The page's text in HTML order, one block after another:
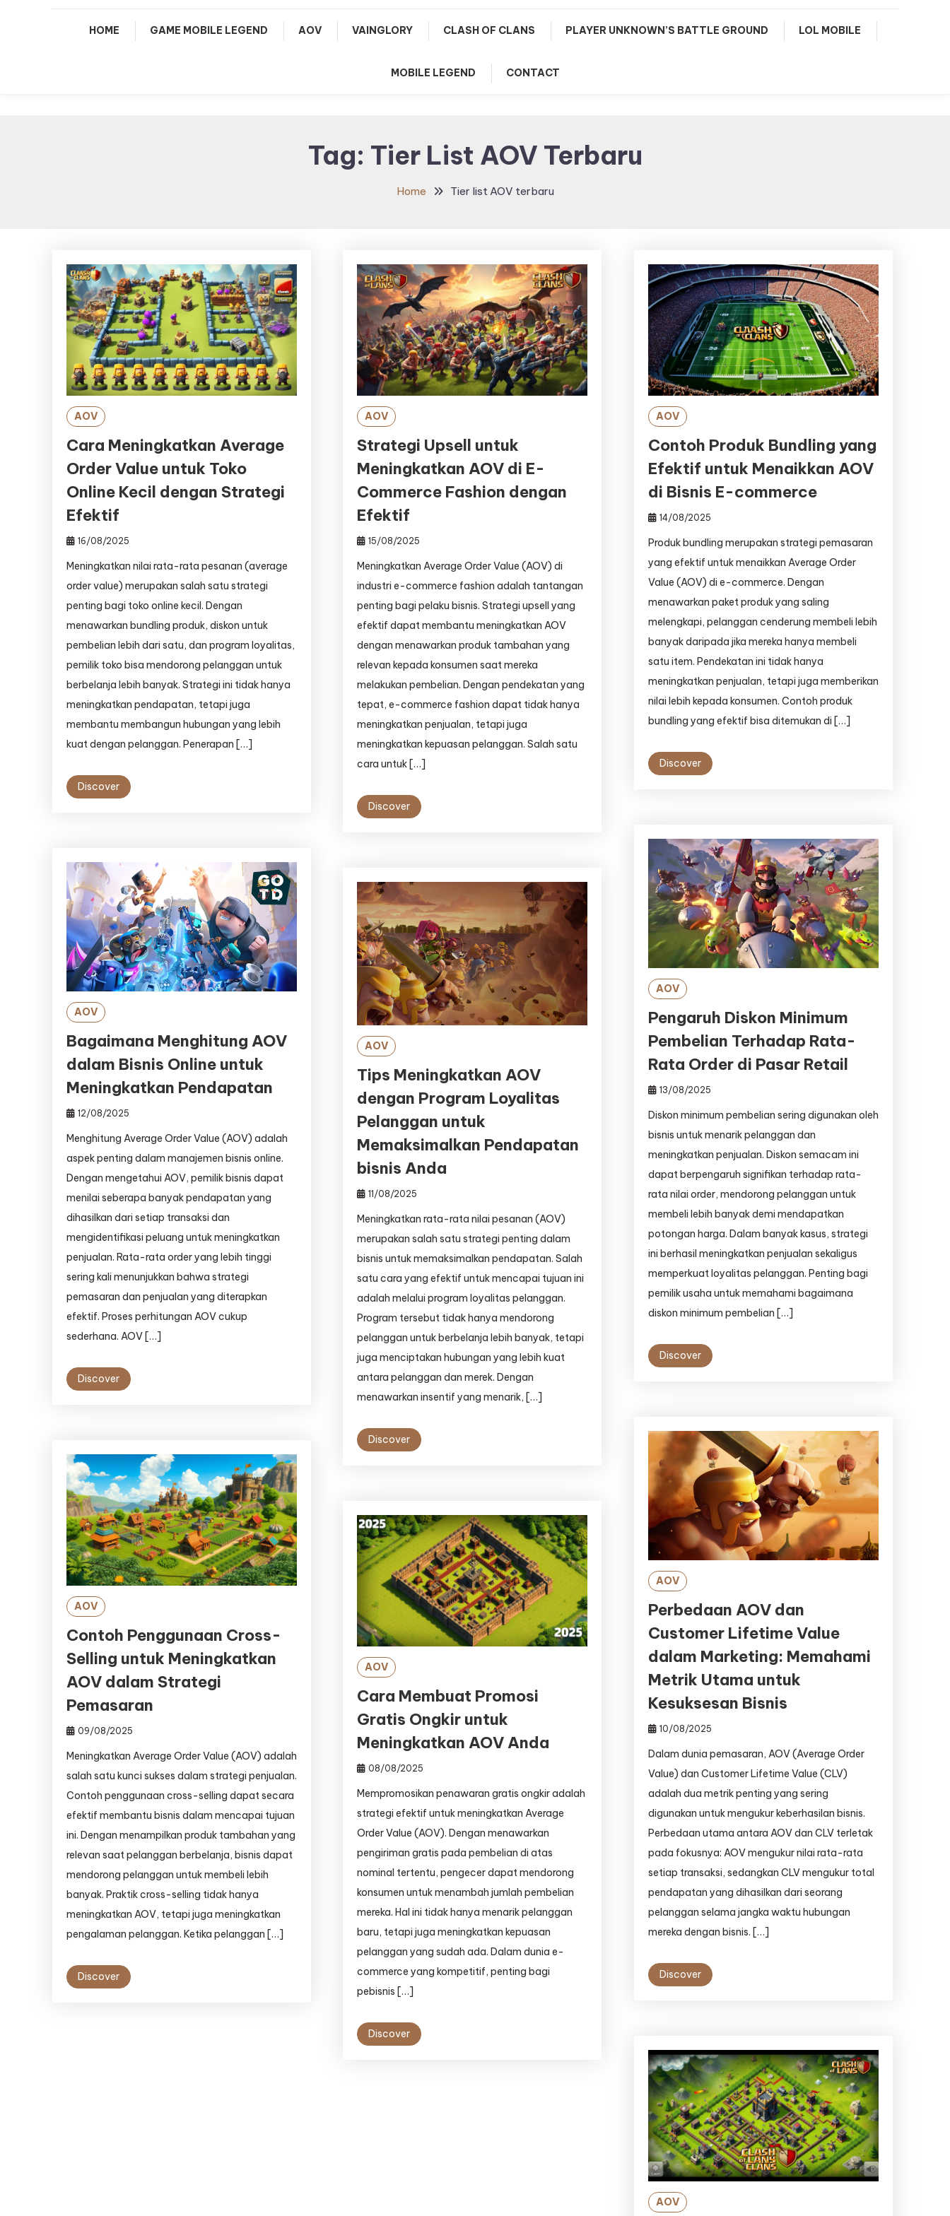
HOME GAME MOBILE LEGEND AOV VAINGLORY CLASH OF CLANS PLAYER UNKNOWN’S BATTLE GROUND LOL MOBILE
MOBILE LEGEND CONTACT
Tag: Tier List AOV Terbaru
Home Tier list AOV terbaru
AOV
Cara Meningkatkan Average
Order Value untuk Toko
Online Kecil dengan Strategi
Efektif
16/08/2025
Meningkatkan nilai rata-rata pesanan (average
order value) merupakan salah satu strategi
penting bagi toko online kecil. Dengan
menawarkan bundling produk, diskon untuk
pembelian lebih dari satu, dan program loyalitas,
pemilik toko bisa mendorong pelanggan untuk
berbelanja lebih banyak. Strategi ini tidak hanya
meningkatkan pendapatan, tetapi juga
membantu membangun hubungan yang lebih
kuat dengan pelanggan. Penerapan […]
Discover
AOV
Strategi Upsell untuk
Meningkatkan AOV di E-
Commerce Fashion dengan
Efektif
15/08/2025
Meningkatkan Average Order Value (AOV) di
industri e-commerce fashion adalah tantangan
penting bagi pelaku bisnis. Strategi upsell yang
efektif dapat membantu meningkatkan AOV
dengan menawarkan produk tambahan yang
relevan kepada konsumen saat mereka
melakukan pembelian. Dengan pendekatan yang
tepat, e-commerce fashion dapat tidak hanya
meningkatkan penjualan, tetapi juga
meningkatkan kepuasan pelanggan. Salah satu
cara untuk […]
Discover
AOV
Contoh Produk Bundling yang
Efektif untuk Menaikkan AOV
di Bisnis E-commerce
14/08/2025
Produk bundling merupakan strategi pemasaran
yang efektif untuk menaikkan Average Order
Value (AOV) di e-commerce. Dengan
menawarkan paket produk yang saling
melengkapi, pelanggan cenderung membeli lebih
banyak daripada jika mereka hanya membeli
satu item. Pendekatan ini tidak hanya
meningkatkan penjualan, tetapi juga memberikan
nilai lebih kepada konsumen. Contoh produk
bundling yang efektif bisa ditemukan di […]
Discover
AOV
Pengaruh Diskon Minimum
Pembelian Terhadap Rata-
Rata Order di Pasar Retail
13/08/2025
Diskon minimum pembelian sering digunakan oleh
bisnis untuk menarik pelanggan dan
meningkatkan penjualan. Diskon semacam ini
dapat berpengaruh signifikan terhadap rata-
rata nilai order, mendorong pelanggan untuk
membeli lebih banyak demi mendapatkan
potongan harga. Dalam banyak kasus, strategi
ini berhasil meningkatkan penjualan sekaligus
memperkuat loyalitas pelanggan. Penting bagi
pemilik usaha untuk memahami bagaimana
diskon minimum pembelian […]
Discover
AOV
Bagaimana Menghitung AOV
dalam Bisnis Online untuk
Meningkatkan Pendapatan
12/08/2025
Menghitung Average Order Value (AOV) adalah
aspek penting dalam manajemen bisnis online.
Dengan mengetahui AOV, pemilik bisnis dapat
menilai seberapa banyak pendapatan yang
dihasilkan dari setiap transaksi dan
mengidentifikasi peluang untuk meningkatkan
penjualan. Rata-rata order yang lebih tinggi
sering kali menunjukkan bahwa strategi
pemasaran dan penjualan yang diterapkan
efektif. Proses perhitungan AOV cukup
sederhana. AOV […]
Discover
AOV
Tips Meningkatkan AOV
dengan Program Loyalitas
Pelanggan untuk
Memaksimalkan Pendapatan
bisnis Anda
11/08/2025
Meningkatkan rata-rata nilai pesanan (AOV)
merupakan salah satu strategi penting dalam
bisnis untuk memaksimalkan pendapatan. Salah
satu cara yang efektif untuk mencapai tujuan ini
adalah melalui program loyalitas pelanggan.
Program tersebut tidak hanya mendorong
pelanggan untuk berbelanja lebih banyak, tetapi
juga menciptakan hubungan yang lebih kuat
antara pelanggan dan merek. Dengan
menawarkan insentif yang menarik, […]
Discover
AOV
Perbedaan AOV dan
Customer Lifetime Value
dalam Marketing: Memahami
Metrik Utama untuk
Kesuksesan Bisnis
10/08/2025
Dalam dunia pemasaran, AOV (Average Order
Value) dan Customer Lifetime Value (CLV)
adalah dua metrik penting yang sering
digunakan untuk mengukur keberhasilan bisnis.
Perbedaan utama antara AOV dan CLV terletak
pada fokusnya: AOV mengukur nilai rata-rata
setiap transaksi, sedangkan CLV mengukur total
pendapatan yang dihasilkan dari seorang
pelanggan selama jangka waktu hubungan
mereka dengan bisnis. […]
Discover
AOV
Contoh Penggunaan Cross-
Selling untuk Meningkatkan
AOV dalam Strategi
Pemasaran
09/08/2025
Meningkatkan Average Order Value (AOV) adalah
salah satu kunci sukses dalam strategi penjualan.
Contoh penggunaan cross-selling dapat secara
efektif membantu bisnis dalam mencapai tujuan
ini. Dengan menampilkan produk tambahan yang
relevan saat pelanggan berbelanja, bisnis dapat
mendorong pelanggan untuk membeli lebih
banyak. Praktik cross-selling tidak hanya
meningkatkan AOV, tetapi juga meningkatkan
pengalaman pelanggan. Ketika pelanggan […]
Discover
AOV
Cara Membuat Promosi
Gratis Ongkir untuk
Meningkatkan AOV Anda
08/08/2025
Mempromosikan penawaran gratis ongkir adalah
strategi efektif untuk meningkatkan Average
Order Value (AOV). Dengan menawarkan
pengiriman gratis pada pembelian di atas
nominal tertentu, pengecer dapat mendorong
konsumen untuk menambah jumlah pembelian
mereka. Hal ini tidak hanya menarik pelanggan
baru, tetapi juga meningkatkan kepuasan
pelanggan yang sudah ada. Dalam dunia e-
commerce yang kompetitif, penting bagi
pebisnis […]
Discover
AOV